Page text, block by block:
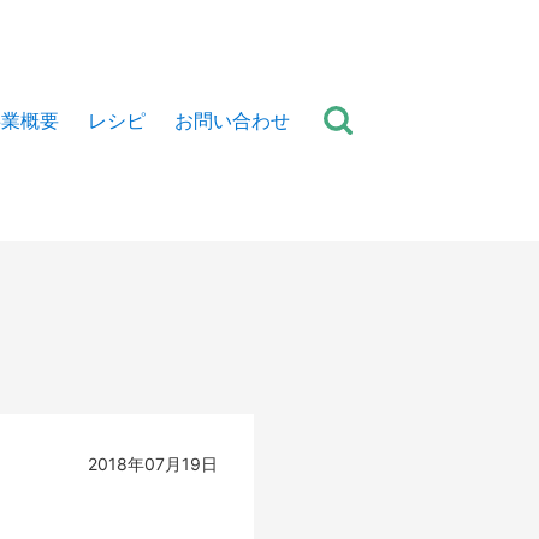
概要 レシピ お問い合わせ
2018年07月19日